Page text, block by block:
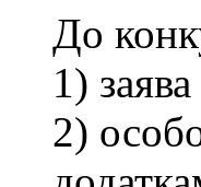
До
1)
2)